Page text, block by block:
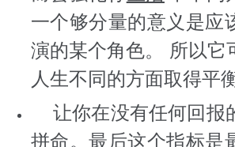
一个够分量的意义是应
演的某个角色。 所以它
人生不同的方面取得平衡
让你在没有任何回报
拼命。最后这个指标是